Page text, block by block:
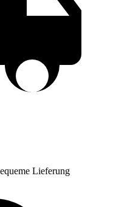
Lieferung